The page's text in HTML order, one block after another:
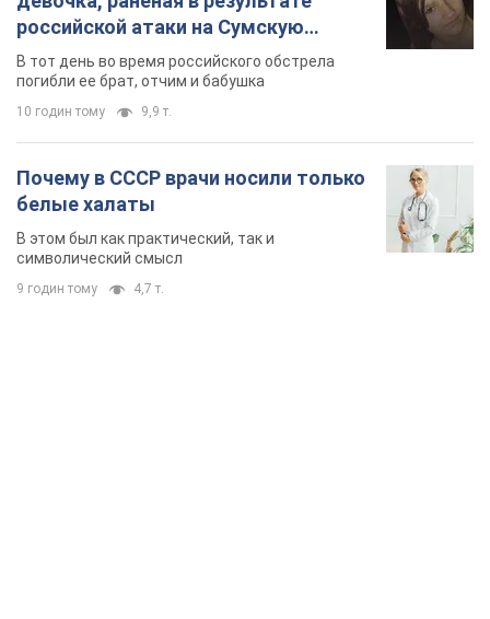
российской атаки на Сумскую
область. Фото
В тот день во время российского обстрела
погибли ее брат, отчим и бабушка
10 годин тому 9,9 т.
Почему в СССР врачи носили только
белые халаты
В этом был как практический, так и
символический смысл
9 годин тому 4,7 т.